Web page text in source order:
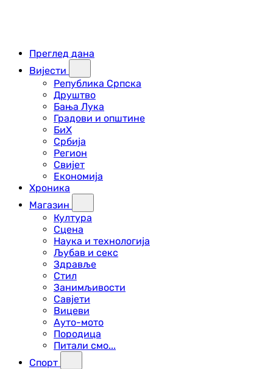
Преглед дана
Вијести
Република Српска
Друштво
Бања Лука
Градови и општине
БиХ
Србија
Регион
Свијет
Економија
Хроника
Магазин
Култура
Сцена
Наука и технологија
Љубав и секс
Здравље
Стил
Занимљивости
Савјети
Вицеви
Ауто-мото
Породица
Питали смо...
Спорт